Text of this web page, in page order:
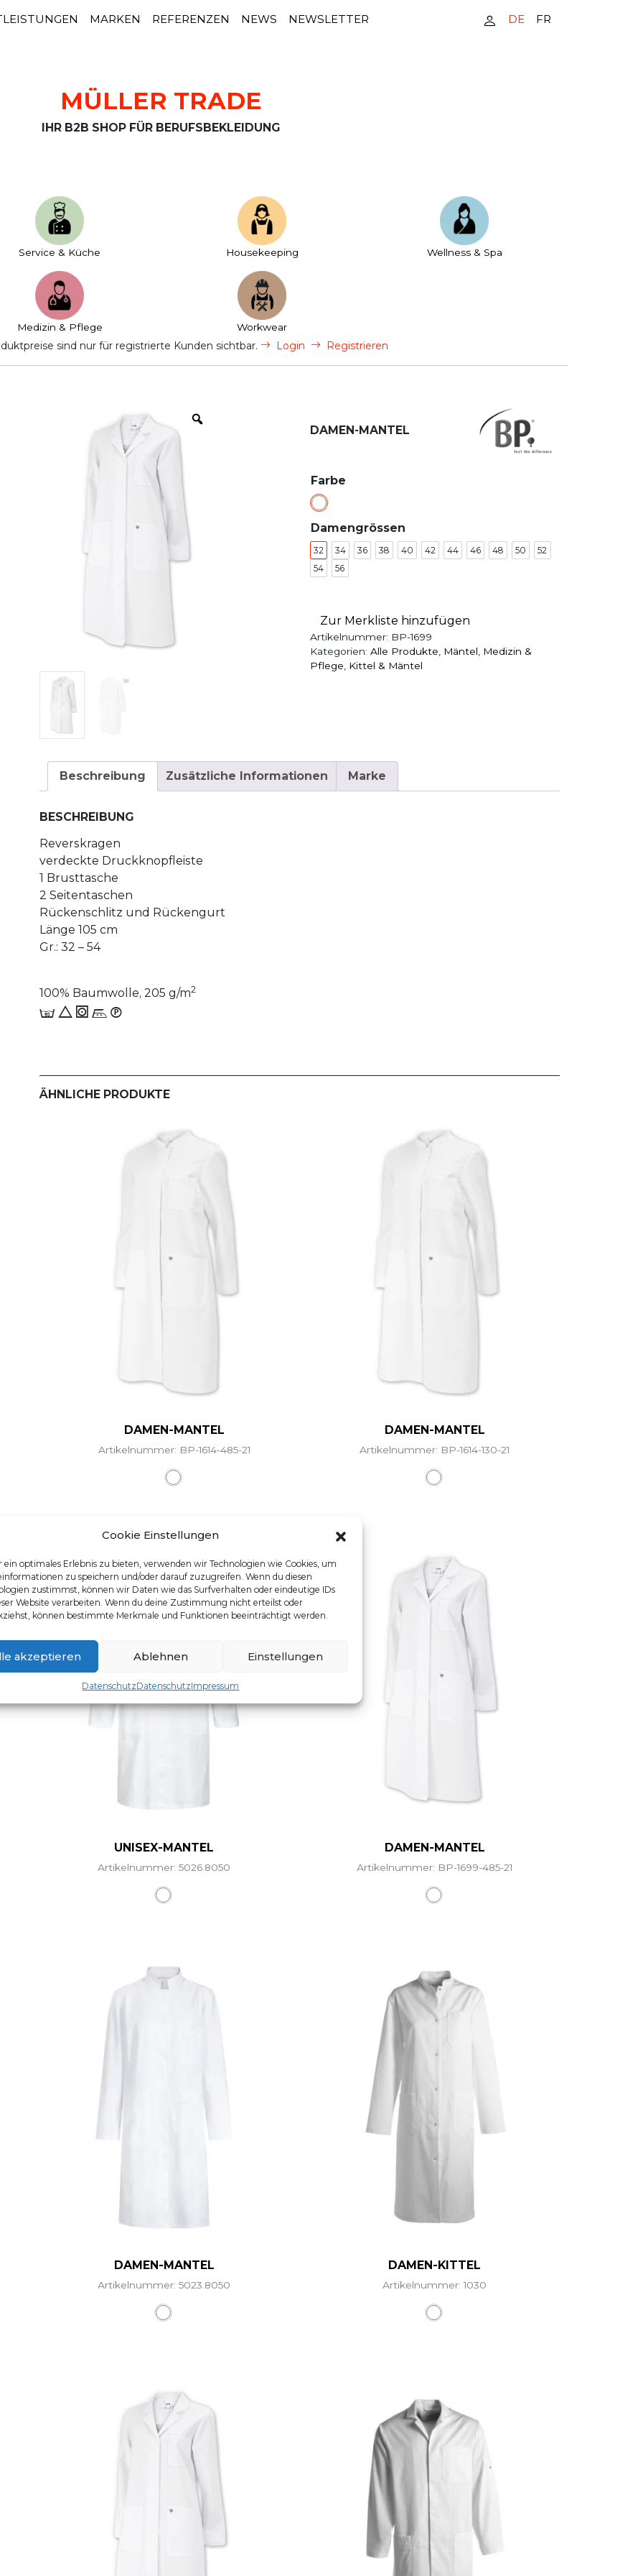
Cookie Einstellungen
ein optimales Erlebnis zu bieten, verwenden wir Technologien wie Cookies, um
zu speichern und/oder darauf zuzugreifen. Wenn du diesen
zustimmst, können wir Daten wie das Surfverhalten oder eindeutige IDs
Website verarbeiten. Wenn du deine Zustimmung nicht erteilst oder
können bestimmte Merkmale und Funktionen beeinträchtigt werden.
akzeptieren Ablehnen Einstellungen
DatenschutzDatenschutzImpressum
MARKEN REFERENZEN NEWS NEWSLETTER DE FR
MÜLLER TRADE
IHR B2B SHOP FÜR BERUFSBEKLEIDUNG
Service & Küche House­keeping Wellness & Spa
Medizin & Pflege Workwear
sind nur für registrierte Kunden sichtbar. Login Registrieren
DAMEN-MANTEL
Farbe
Damengrössen
32 34 36 38 40 42 44 46 48 50
52
54
56
Zur Merkliste hinzufügen
Artikelnummer: BP-1699
Kategorien: Alle Produkte Mäntel Medizin &
Pflege Kittel & Mäntel
Beschreibung Zusätzliche Informationen Marke
BESCHREIBUNG
Reverskragen
verdeckte Druckknopfleiste
1 Brusttasche
2 Seitentaschen
Rückenschlitz und Rückengurt
Länge 105 cm
Gr.: 32 – 54
100% Baumwolle, 205 g/m2
E 8 1 n_W
ÄHNLICHE PRODUKTE
DAMEN-MANTEL
Artikelnummer: BP-1614-485-21
DAMEN-MANTEL
Artikelnummer: BP-1614-130-21
UNISEX-MANTEL
Artikelnummer: 5026.8050
DAMEN-MANTEL
Artikelnummer: BP-1699-485-21
DAMEN-MANTEL
Artikelnummer: 5023.8050
DAMEN-KITTEL
Artikelnummer: 1030